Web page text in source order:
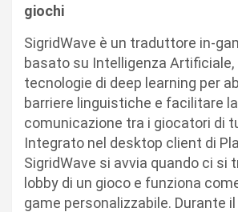
giochi
SigridWave è un traduttore in-
basato su Intelligenza
tecnologie di deep learning per
barriere linguistiche e facilitare la
comunicazione tra i giocatori di
Integrato nel desktop client di
SigridWave si avvia quando ci si
lobby di un gioco e funziona
game personalizzabile. Durante